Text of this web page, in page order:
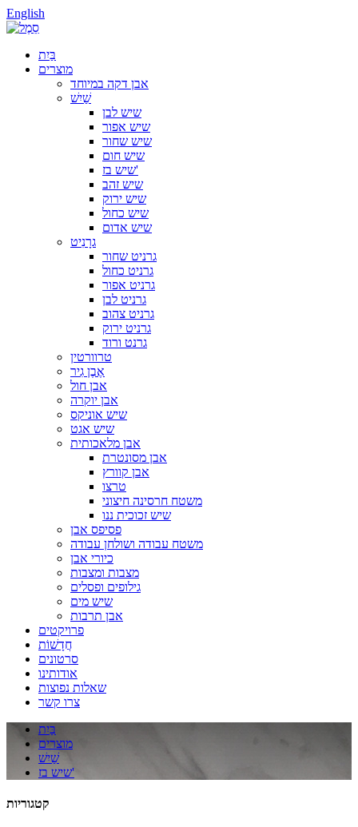
English
בַּיִת
מוצרים
אבן דקה במיוחד
שַׁיִשׁ
שיש לבן
שיש אפור
שיש שחור
שיש חום
שיש בז'
שיש זהב
שיש ירוק
שיש כחול
שיש אדום
גרָנִיט
גרניט שחור
גרניט כחול
גרניט אפור
גרניט לבן
גרניט צהוב
גרניט ירוק
גרנט ורוד
טרוורטין
אֶבֶן גִיר
אבן חול
אבן יוקרה
שיש אוניקס
שיש אגט
אבן מלאכותית
אבן מסונטרת
אבן קוורץ
טרצו
משטח חרסינה חיצוני
שיש זכוכית ננו
פסיפס אבן
משטח עבודה ושולחן עבודה
כיורי אבן
מצבות ומצבות
גילופים ופסלים
שיש מים
אבן תרבות
פרויקטים
חֲדָשׁוֹת
סרטונים
אודותינו
שאלות נפוצות
צרו קשר
בַּיִת
מוצרים
שַׁיִשׁ
שיש בז'
קטגוריות